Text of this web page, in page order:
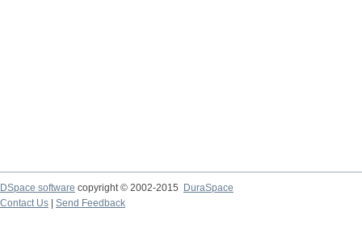
DSpace software copyright © 2002-2015
DuraSpace
Contact Us
Send Feedback